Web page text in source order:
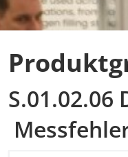
S.01.02.06